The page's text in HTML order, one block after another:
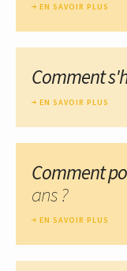
EN SAVOIR PLUS
Comment
EN SAVOIR PLUS
Comment
ans ?
EN SAVOIR PLUS